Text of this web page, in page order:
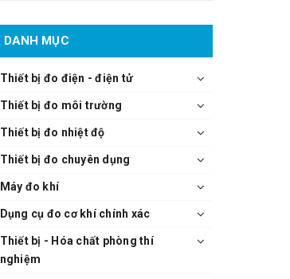
DANH MỤC
Thiết bị đo điện - điện tử
Thiết bị đo môi trường
Thiết bị đo nhiệt độ
Thiết bị đo chuyên dụng
Máy đo khí
Dụng cụ đo cơ khí chính xác
Thiết bị - Hóa chất phòng thí
nghiệm